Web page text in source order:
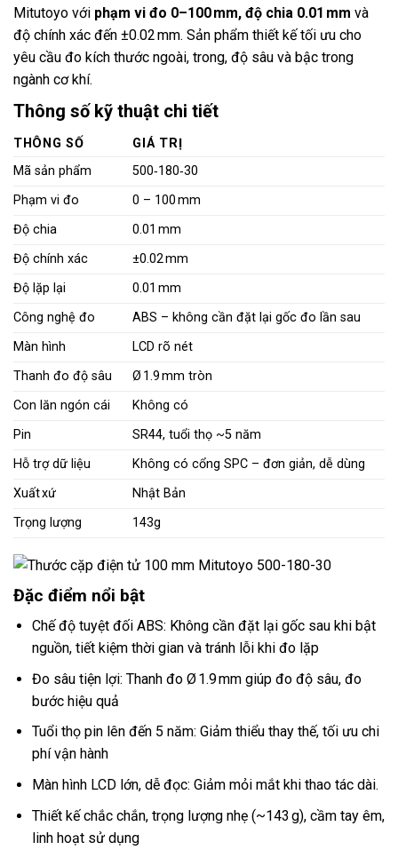
Mitutoyo với phạm vi đo 0–100 mm, độ chia 0.01 mm và
độ chính xác đến ±0.02 mm. Sản phẩm thiết kế tối ưu cho
yêu cầu đo kích thước ngoài, trong, độ sâu và bậc trong
ngành cơ khí.
Thông số kỹ thuật chi tiết
THÔNG SỐ
GIÁ TRỊ
Mã sản phẩm
500‑180‑30
Phạm vi đo
0 – 100 mm
Độ chia
0.01 mm
Độ chính xác
±0.02 mm
Độ lặp lại
0.01 mm
Công nghệ đo
ABS – không cần đặt lại gốc đo lần sau
Màn hình
LCD rõ nét
Thanh đo độ sâu
Ø 1.9 mm tròn
Con lăn ngón cái
Không có
Pin
SR44, tuổi thọ ~5 năm
Hỗ trợ dữ liệu
Không có cổng SPC – đơn giản, dễ dùng
Xuất xứ
Nhật Bản
Trọng lượng
143g
Đặc điểm nổi bật
Chế độ tuyệt đối ABS: Không cần đặt lại gốc sau khi bật
nguồn, tiết kiệm thời gian và tránh lỗi khi đo lặp
Đo sâu tiện lợi: Thanh đo Ø 1.9 mm giúp đo độ sâu, đo
bước hiệu quả
Tuổi thọ pin lên đến 5 năm: Giảm thiểu thay thế, tối ưu chi
phí vận hành
Màn hình LCD lớn, dễ đọc: Giảm mỏi mắt khi thao tác dài.
Thiết kế chắc chắn, trọng lượng nhẹ (~143 g), cầm tay êm,
linh hoạt sử dụng